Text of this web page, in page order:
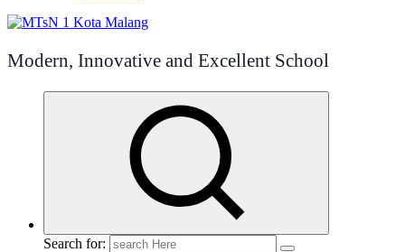
Modern, Innovative and Excellent School
Search for: